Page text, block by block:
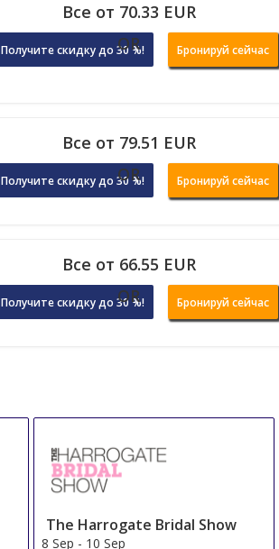
Все от 70.33 EUR
Получите скидку до 30 %!
OR Бронируй сейчас
Все от 79.51 EUR
Получите скидку до 30 %!
OR Бронируй сейчас
Все от 66.55 EUR
Получите скидку до 30 %!
OR Бронируй сейчас
The Harrogate Bridal Show
8 Sep - 10 Sep